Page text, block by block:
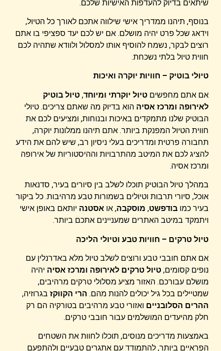
שיתאים בדיוק להעדפות האישיות שלכם.
בנוסף, תיהנו ממדריך אישי שילווה אתכם לאורך כל הטיול,
וידאג שכל פרט יהיה מושלם. אם יש לכם יעד ספציפי בו אתם
רוצים לבקר, נשמח להוסיף אותו למסלול ולוודא שתהיה לכם
חווית טיול בלתי נשכחת.
טיולי בוטיק – חוויות יוקרה ואיכות
אם אתם מחפשים טיול יוקרתי ומיוחד, טיול בוטיק
לאירופה ומרכז אסיה הוא בדיוק מה שאתם צריכים. טיולי
הבוטיק שלנו מתמקדים באיכות ובנוחות, ומציעים לכם את
חווית הטיול המפנקת ביותר. אתם תיהנו ממלונות יוקרה,
תחבורה פרטית ומדריכים בעלי ניסיון רב, שיש להם את הידע
להציג לכם את המיטב מהתרבויות וההיסטוריות של אירופה
ומרכז אסיה.
במהלך טיול הבוטיק תוכלו לשלב בין סיורים בעיר, סדנאות
אוכל, סיורי תרבות וטיולים בשמורות טבע מרהיבות. כל ביקור
בעיר כמו בודפשט, מוסקבה, או אסטנה יותאם באופן אישי
ויתמקד במיטב האתרים שמעניינים אתכם ביותר.
טיול טרקים – חוויות טבע וטיולי הליכה
אם אתם חובבי טבע ורוצים לשלב טיול מלא באדרנלין עם
נופים קסומים, טיול טרקים לאירופה ומרכז אסיה יהיה
מושלם עבורכם. האזור מציע מסלולי טרקים מרהיבים,
שמטיילים בכל גיל יכולים להנות מהם. הרי הקווקז בגרוזיה,
ההרים הסלובניים ואזורי טבע מרהיבים בטורקיה הם רק
חלק מהיעדים המושלמים עבור חובבי טרקים.
באמצעות מדריכים מנוסים, תוכלו לחוות את השטחים
הפראיים ביותר, להתמודד עם אתגרים טבעיים ולהתפעם